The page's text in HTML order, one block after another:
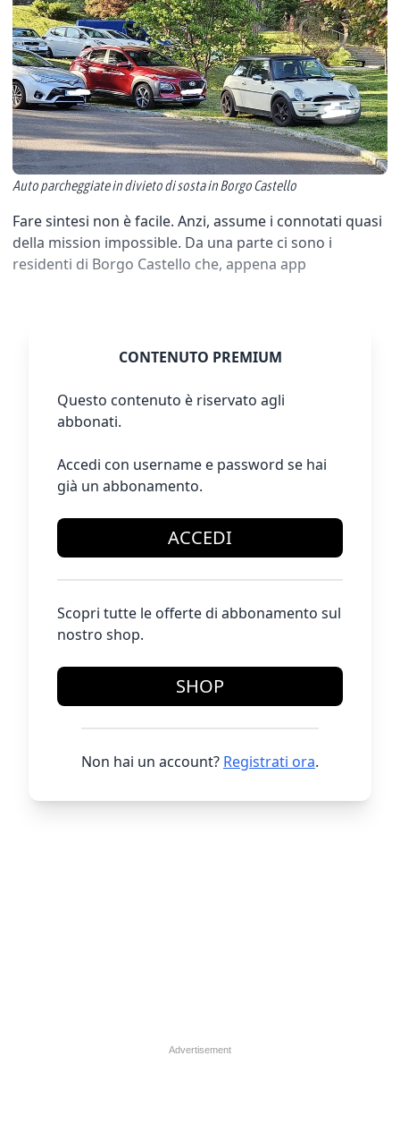
Auto parcheggiate in divieto di sosta in Borgo Castello
Fare sintesi non è facile. Anzi, assume i connotati quasi
della mission impossible. Da una parte ci sono i
residenti di Borgo Castello che, appena app
CONTENUTO PREMIUM
Questo contenuto è riservato agli
abbonati.
Accedi con username e password se hai
già un abbonamento.
ACCEDI
Scopri tutte le offerte di abbonamento sul
nostro shop.
SHOP
Non hai un account? Registrati ora.